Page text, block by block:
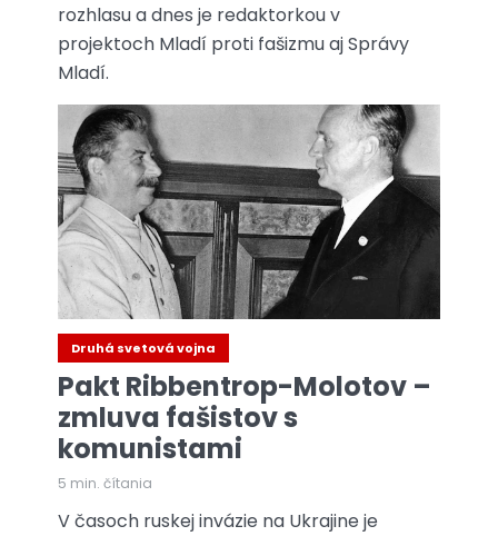
rozhlasu a dnes je redaktorkou v
projektoch Mladí proti fašizmu aj Správy
Mladí.
Druhá svetová vojna
Pakt Ribbentrop-Molotov –
zmluva fašistov s
komunistami
5 min. čítania
V časoch ruskej invázie na Ukrajine je